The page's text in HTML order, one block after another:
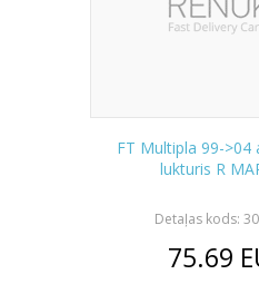
FT Multipla 99->04
lukturis R
Detaļas kods:
75.69